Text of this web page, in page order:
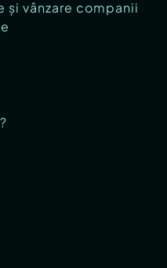
vânzare companii